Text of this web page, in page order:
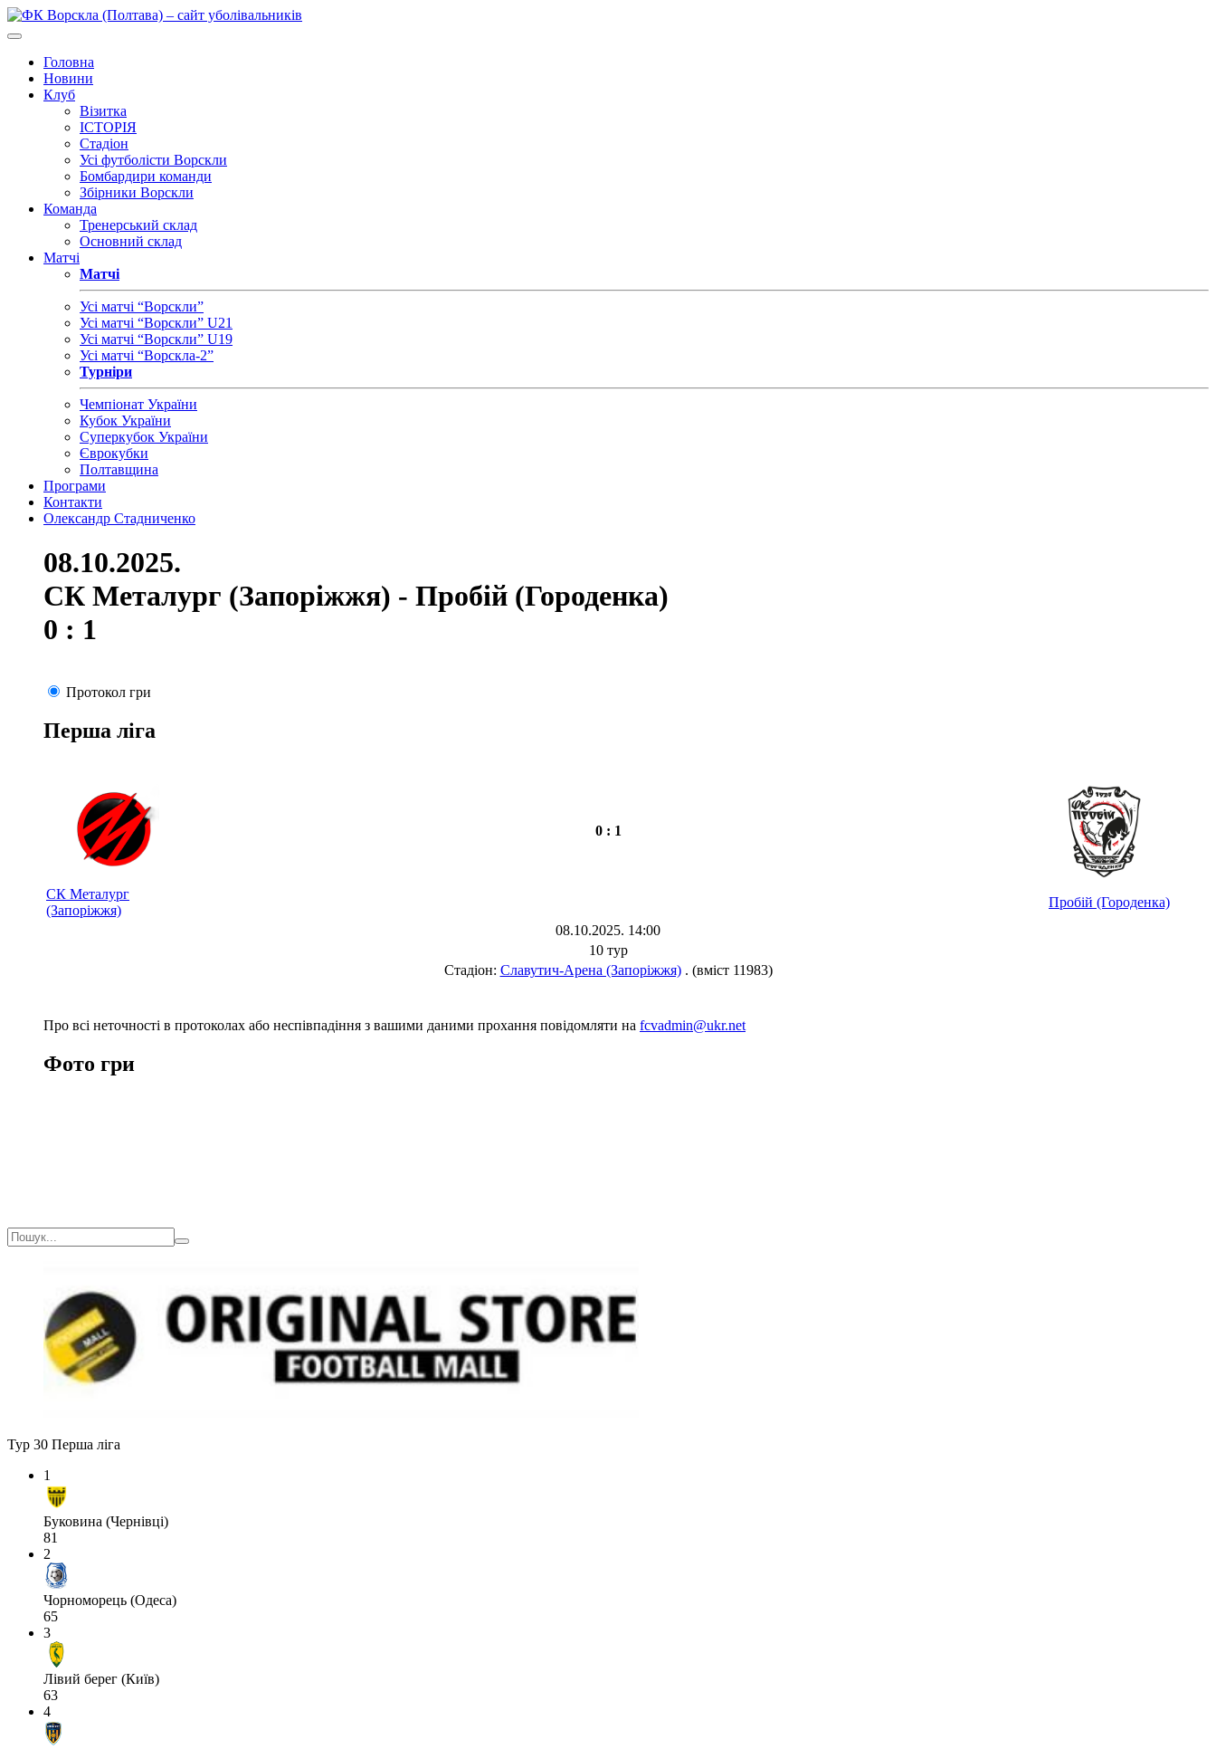
Головна
Новини
Клуб
Візитка
ІСТОРІЯ
Стадіон
Усі футболісти Ворскли
Бомбардири команди
Збірники Ворскли
Команда
Тренерський склад
Основний склад
Матчі
Матчі
Усі матчі “Ворскли”
Усі матчі “Ворскли” U21
Усі матчі “Ворскли” U19
Усі матчі “Ворскла-2”
Турніри
Чемпіонат України
Кубок України
Суперкубок України
Єврокубки
Полтавщина
Програми
Контакти
Олександр Стадниченко
08.10.2025.
СК Металург (Запоріжжя) - Пробій (Городенка)
0 : 1
Протокол гри
Перша ліга
0 : 1
СК Металург
(Запоріжжя)
Пробій (Городенка)
08.10.2025. 14:00
10 тур
Стадіон: Славутич-Арена (Запоріжжя). (вміст 11983)
Про всі неточності в протоколах або неспівпадіння з вашими даними прохання повідомляти на fcvadmin@ukr.net
Фото гри
Тур 30 Перша ліга
1
Буковина (Чернівці)
81
2
Чорноморець (Одеса)
65
3
Лівий берег (Київ)
63
4